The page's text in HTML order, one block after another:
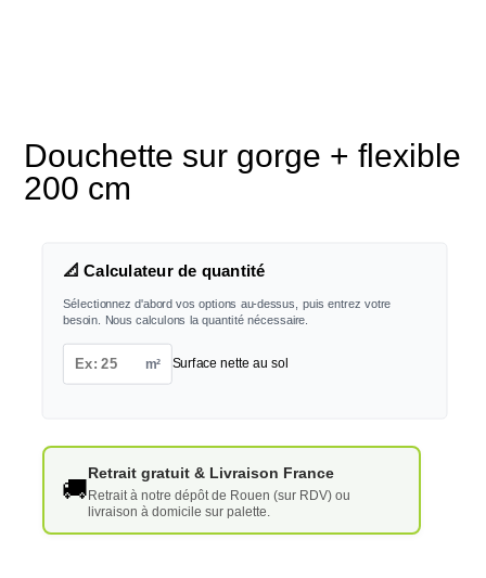
Douchette sur gorge + flexible
200 cm
📐 Calculateur de quantité
Sélectionnez d'abord vos options au-dessus, puis entrez votre
besoin. Nous calculons la quantité nécessaire.
m² Surface nette au sol
🚚
Retrait gratuit & Livraison France
Retrait à notre dépôt de Rouen (sur RDV) ou
livraison à domicile sur palette.